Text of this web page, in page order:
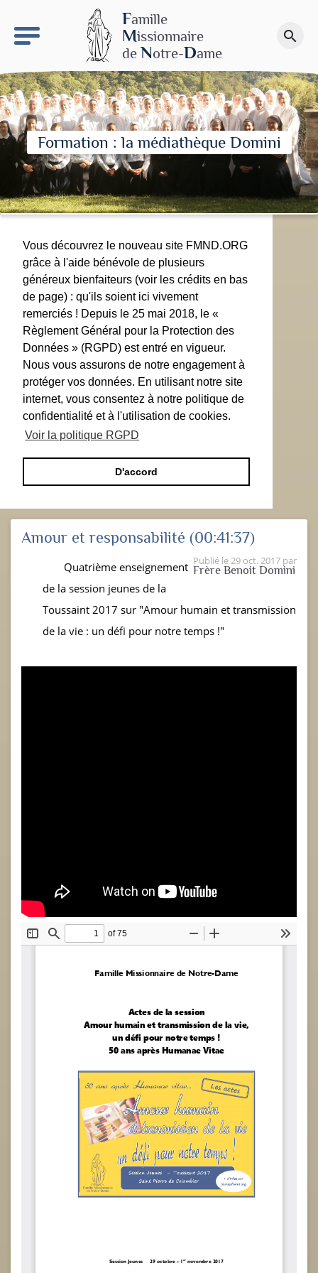
Famille
Missionnaire
de Notre-Dame
search
Faire un don
Formation : la médiathèque Domini
Vous découvrez le nouveau site FMND.ORG
grâce à l'aide bénévole de plusieurs
généreux bienfaiteurs (voir les crédits en bas
de page) : qu'ils soient ici vivement
remerciés ! Depuis le 25 mai 2018, le «
Règlement Général pour la Protection des
Données » (RGPD) est entré en vigueur.
Nous vous assurons de notre engagement à
protéger vos données. En utilisant notre site
internet, vous consentez à notre politique de
confidentialité et à l'utilisation de cookies.
Voir la politique RGPD
D'accord
Amour et responsabilité (00:41:37)
Publié le29 oct. 2017 par
Frère Benoit Domini
Quatrième enseignement
de la session jeunes de la
Toussaint 2017 sur "Amour humain et transmission
de la vie : un défi pour notre temps !"